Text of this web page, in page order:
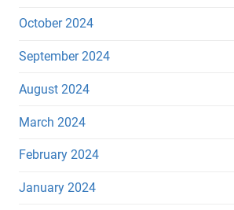
October 2024
September 2024
August 2024
March 2024
February 2024
January 2024